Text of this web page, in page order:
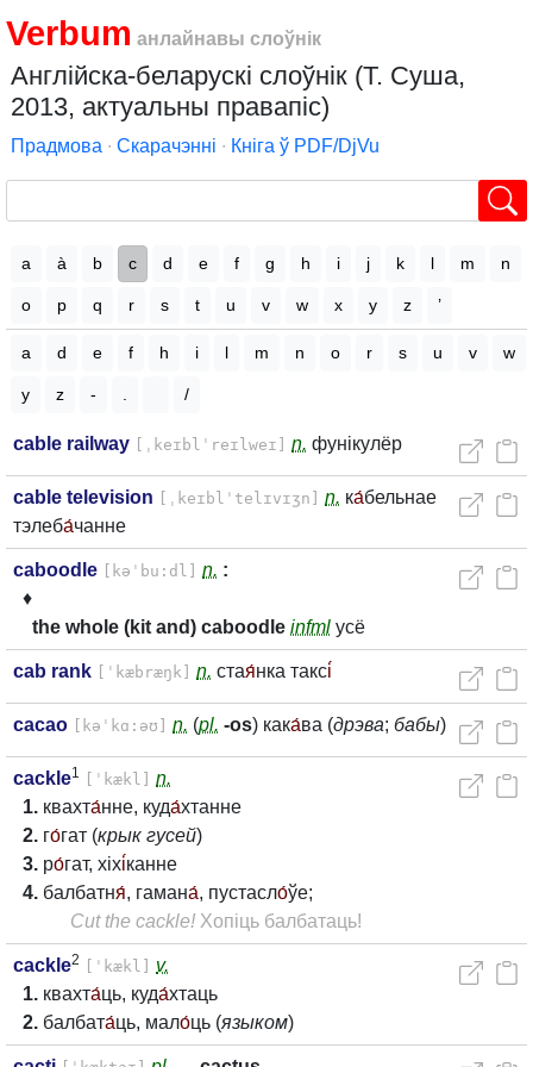
Verbum анлайнавы слоўнік
Англійска-беларускі слоўнік (Т. Суша,
2013, актуальны правапіс)
Прадмова ∙ Скарачэнні ∙ Кніга ў PDF/DjVu
a à b c d e f g h i j k l m n
o p q r s t u v w x y z ’
a d e f h i l m n o r s u v w
y z - /
cable railway [ˌkeɪblˈreɪlweɪ] n. фунікулёр
cable television [ˌkeɪblˈtelɪvɪʒn] n. ка́бельнае
тэлеба́чанне
caboodle [kəˈbu:dl] n. :
♦
the whole (kit and) caboodle infml усё
cab rank [ˈkæbræŋk] n. стая́нка таксі́
cacao [kəˈkɑ:əʊ] n. (pl. -os) кака́ва (дрэва; бабы)
cackle1 [ˈkækl]
n.
1. квахта́нне, куда́хтанне
2. го́гат (крык гусей)
3. ро́гат, хіхі́канне
4. балбатня́, гамана́, пустасло́ўе;
Cut the cackle! Хопіць балбатаць!
cackle2 [ˈkækl]
v.
1. квахта́ць, куда́хтаць
2. балбата́ць, мало́ць (языком)